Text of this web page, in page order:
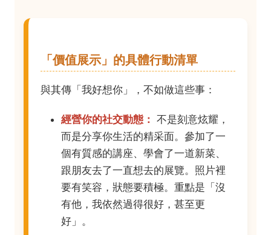
「價值展示」的具體行動清單
與其傳「我好想你」，不如做這些事：
經營你的社交動態： 不是刻意炫耀，
而是分享你生活的精采面。參加了一
個有質感的講座、學會了一道新菜、
跟朋友去了一直想去的展覽。照片裡
要有笑容，狀態要積極。重點是「沒
有他，我依然過得很好，甚至更
好」。